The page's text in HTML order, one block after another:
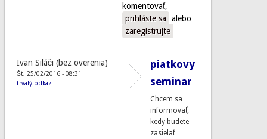
komentovať,
prihláste sa
alebo
zaregistrujte
Ivan Siláči (bez overenia)
Št, 25/02/2016 - 08:31
trvalý odkaz
piatkovy
seminar
Chcem sa
informovať,
kedy budete
zasielať